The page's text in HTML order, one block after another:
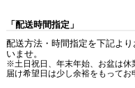
「配送時間指定」
配送方法・時間指定を下記よ
いませ。
※土日祝日、年末年始、お盆は休
届け希望日は少し余裕をもってお